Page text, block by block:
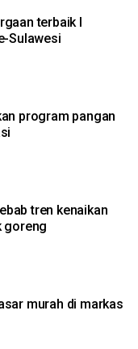
terbaik I
Sulawesi
program pangan
tren kenaikan
goreng
murah di markas